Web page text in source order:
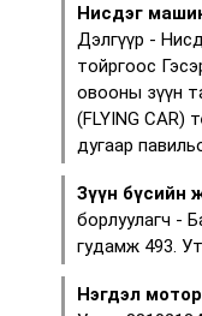
Нисдэг
Дэлгүүр -
тойргоос
овооны зүүн
(FLYING CAR)
дугаар
Зүүн бүсийн
борлуулагч -
гудамж 493.
Нэгдэл